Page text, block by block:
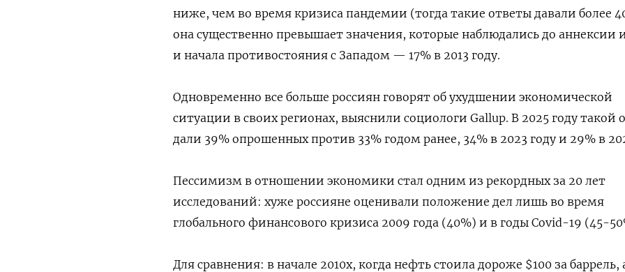
ниже, чем во время кризиса пандемии (тогда такие ответы давали более
она существенно превышает значения, которые наблюдались до аннексии
и начала противостояния с Западом — 17% в 2013 году.
Одновременно все больше россиян говорят об ухудшении экономической
ситуации в своих регионах, выяснили социологи Gallup. В 2025 году такой
дали 39% опрошенных против 33% годом ранее, 34% в 2023 году и 29% в
Пессимизм в отношении экономики стал одним из рекордных за 20 лет
исследований: хуже россияне оценивали положение дел лишь во время
глобального финансового кризиса 2009 года (40%) и в годы Covid-19 (45-
Для сравнения: в начале 2010х, когда нефть стоила дороже $100 за баррель,